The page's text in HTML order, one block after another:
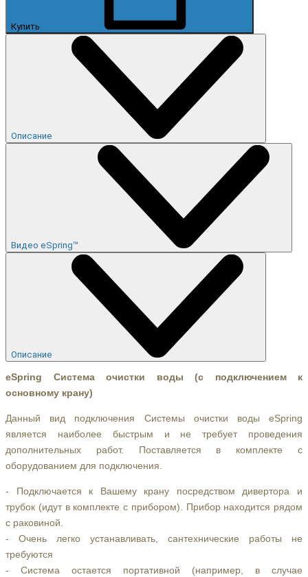
Купить
Описание
Видео eSpring™
Описание
eSpring Система очистки воды (с подключением к
основному крану)
Данный вид подключения Системы очистки воды eSpring
является наиболее быстрым и не требует проведения
дополнительных работ. Поставляется в комплекте с
оборудованием для подключения.
- Подключается к Вашему крану посредством дивертора и
трубок (идут в комплекте с прибором). Прибор находится рядом
с раковиной.
- Очень легко устанавливать, сантехнические работы не
требуются
- Система остается портативной (например, в случае